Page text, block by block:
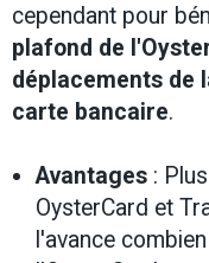
cependant pour
plafond de
déplacements de
carte bancaire.
Avantages :
OysterCard et
l'avance